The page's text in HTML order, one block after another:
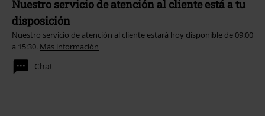
Nuestro servicio de atención al cliente está a tu
disposición
Nuestro servicio de atención al cliente estará hoy disponible de 09:00
a 15:30. Más información
Chat